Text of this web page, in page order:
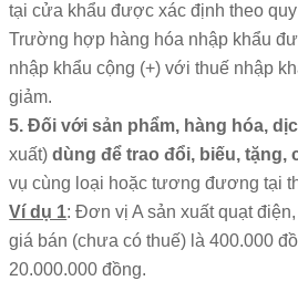
tại cửa khẩu được xác định theo
Trường hợp hàng hóa nhập khẩu
nhập khẩu cộng (+) với thuế nhập
giảm.
5. Đối với sản phẩm, hàng hóa,
xuất)dùng để trao đổi, biếu, tặng,
vụ cùng loại hoặc tương đương tại
Ví dụ 1: Đơn vị A sản xuất quạt
giá bán (chưa có thuế) là 400.000
20.000.000 đồng.